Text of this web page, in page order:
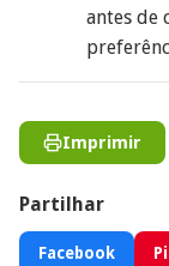
antes de
Imprimir
Partilhar
Facebook